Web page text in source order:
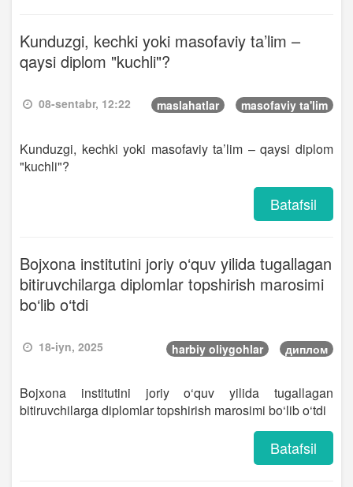
Kunduzgi, kechki yoki masofaviy ta’lim –
qaysi diplom "kuchli"?
08-sentabr, 12:22 maslahatlar masofaviy ta'lim
Kunduzgi, kechki yoki masofaviy ta’lim – qaysi diplom
"kuchli"?
Batafsil
Bojxona institutini joriy o‘quv yilida tugallagan
bitiruvchilarga diplomlar topshirish marosimi
bo‘lib o‘tdi
18-iyn, 2025 harbiy oliygohlar диплом
Bojxona institutini joriy o‘quv yilida tugallagan
bitiruvchilarga diplomlar topshirish marosimi bo‘lib o‘tdi
Batafsil